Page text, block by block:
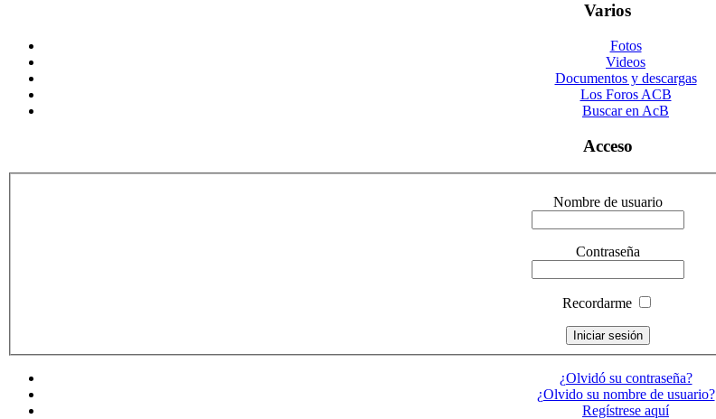
Varios
Fotos
Videos
Documentos y descargas
Los Foros ACB
Buscar en AcB
Acceso
Nombre de usuario
Contraseña
Recordarme
¿Olvidó su contraseña?
¿Olvido su nombre de usuario?
Regístrese aquí